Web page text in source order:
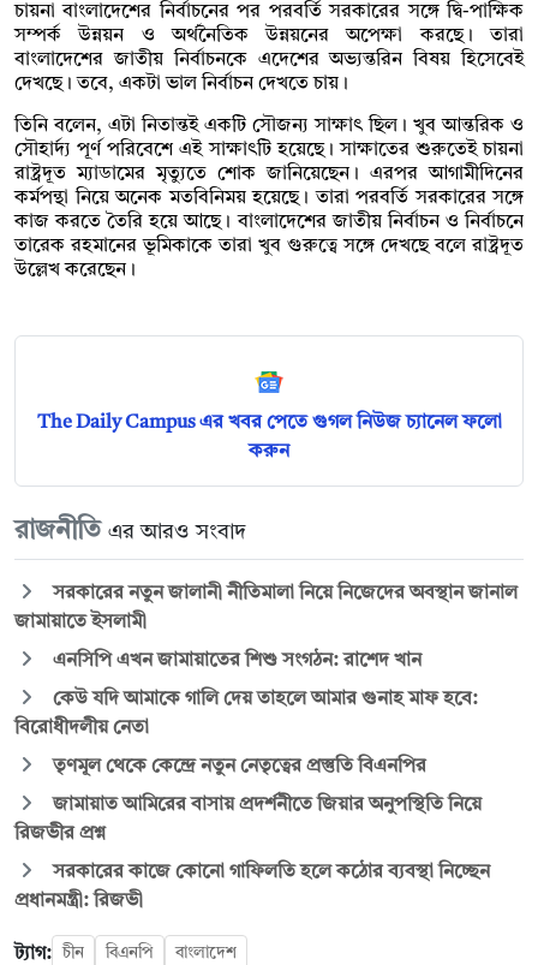
চায়না বাংলাদেশের নির্বাচনের পর পরবর্তি সরকারের সঙ্গে দ্বি-পাক্ষিক
সম্পর্ক উন্নয়ন ও অর্থনৈতিক উন্নয়নের অপেক্ষা করছে। তারা
বাংলাদেশের জাতীয় নির্বাচনকে এদেশের অভ্যন্তরিন বিষয় হিসেবেই
দেখছে। তবে, একটা ভাল নির্বাচন দেখতে চায়।
তিনি বলেন, এটা নিতান্তই একটি সৌজন্য সাক্ষাৎ ছিল। খুব আন্তরিক ও
সৌহার্দ্য পূর্ণ পরিবেশে এই সাক্ষাৎটি হয়েছে। সাক্ষাতের শুরুতেই চায়না
রাষ্ট্রদূত ম্যাডামের মৃত্যুতে শোক জানিয়েছেন। এরপর আগামীদিনের
কর্মপন্থা নিয়ে অনেক মতবিনিময় হয়েছে। তারা পরবর্তি সরকারের সঙ্গে
কাজ করতে তৈরি হয়ে আছে। বাংলাদেশের জাতীয় নির্বাচন ও নির্বাচনে
তারেক রহমানের ভূমিকাকে তারা খুব গুরুত্বে সঙ্গে দেখছে বলে রাষ্ট্রদূত
উল্লেখ করেছেন।
The Daily Campus এর খবর পেতে গুগল নিউজ চ্যানেল ফলো
করুন
রাজনীতি এর আরও সংবাদ
সরকারের নতুন জালানী নীতিমালা নিয়ে নিজেদের অবস্থান জানাল
জামায়াতে ইসলামী
এনসিপি এখন জামায়াতের শিশু সংগঠন: রাশেদ খান
কেউ যদি আমাকে গালি দেয় তাহলে আমার গুনাহ মাফ হবে:
বিরোধীদলীয় নেতা
তৃণমূল থেকে কেন্দ্রে নতুন নেতৃত্বের প্রস্তুতি বিএনপির
জামায়াত আমিরের বাসায় প্রদর্শনীতে জিয়ার অনুপস্থিতি নিয়ে
রিজভীর প্রশ্ন
সরকারের কাজে কোনো গাফিলতি হলে কঠোর ব্যবস্থা নিচ্ছেন
প্রধানমন্ত্রী: রিজভী
ট্যাগ: চীন বিএনপি বাংলাদেশ